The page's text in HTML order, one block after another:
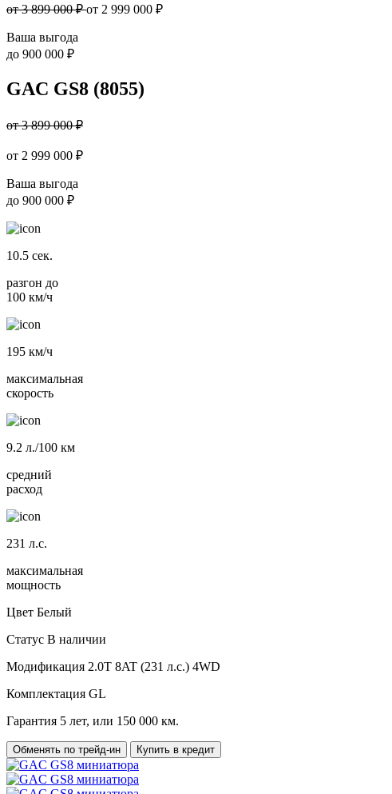
от 3 899 000 ₽от 2 999 000 ₽
Ваша выгода
до 900 000 ₽
GAC GS8 (8055)
от 3 899 000 ₽
от 2 999 000 ₽
Ваша выгода
до 900 000 ₽
10.5 сек.
разгон до
100 км/ч
195 км/ч
максимальная
скорость
9.2 л./100 км
средний
расход
231 л.с.
максимальная
мощность
Цвет Белый
Статус В наличии
Модификация 2.0T 8AT (231 л.с.) 4WD
Комплектация GL
Гарантия 5 лет, или 150 000 км.
Обменять по трейд-ин Купить в кредит